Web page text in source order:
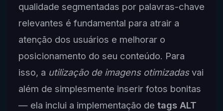
qualidade segmentadas por palavras-chave
relevantes é fundamental para atrair a
atenção dos usuários e melhorar o
posicionamento do seu conteúdo. Para
isso, a utilização de imagens otimizadasvai
além de simplesmente inserir fotos bonitas
— ela inclui a implementação de tags ALT